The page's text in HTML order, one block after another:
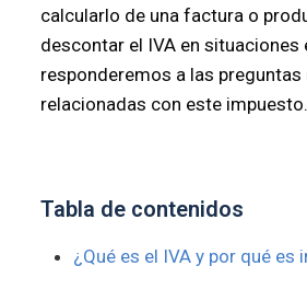
calcularlo de una factura o
descontar el IVA en situaciones
responderemos a las
relacionadas con este impuesto.
Tabla de contenidos
¿Qué es el IVA y por qué es